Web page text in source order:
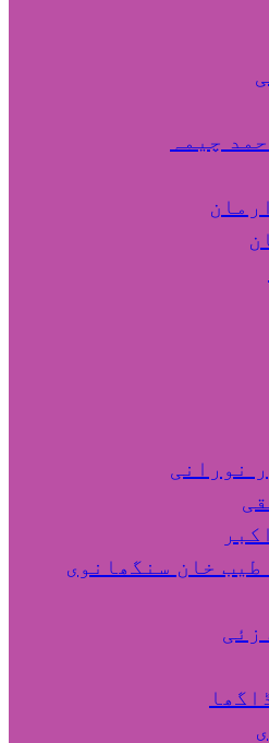
چیمہ
نورانی
طیب خان سنگھانوی
زئی